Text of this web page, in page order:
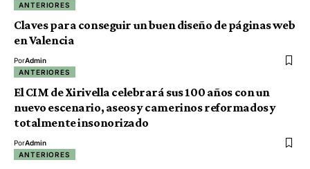
ANTERIORES
Claves para conseguir un buen diseño de páginas web
en Valencia
PorAdmin
ANTERIORES
El CIM de Xirivella celebrará sus 100 años con un
nuevo escenario, aseos y camerinos reformados y
totalmente insonorizado
PorAdmin
ANTERIORES